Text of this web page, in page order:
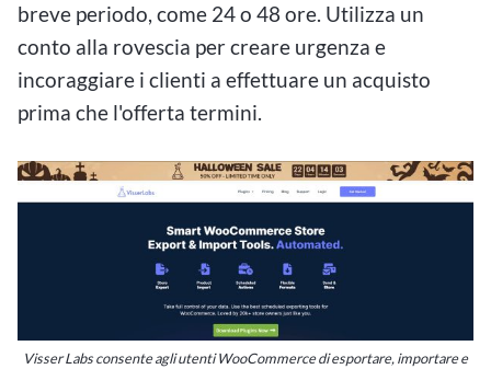
breve periodo, come 24 o 48 ore. Utilizza un
conto alla rovescia per creare urgenza e
incoraggiare i clienti a effettuare un acquisto
prima che l'offerta termini.
Visser Labs consente agli utenti WooCommerce di esportare, importare e